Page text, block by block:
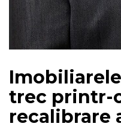
trec printr-
recalibrare